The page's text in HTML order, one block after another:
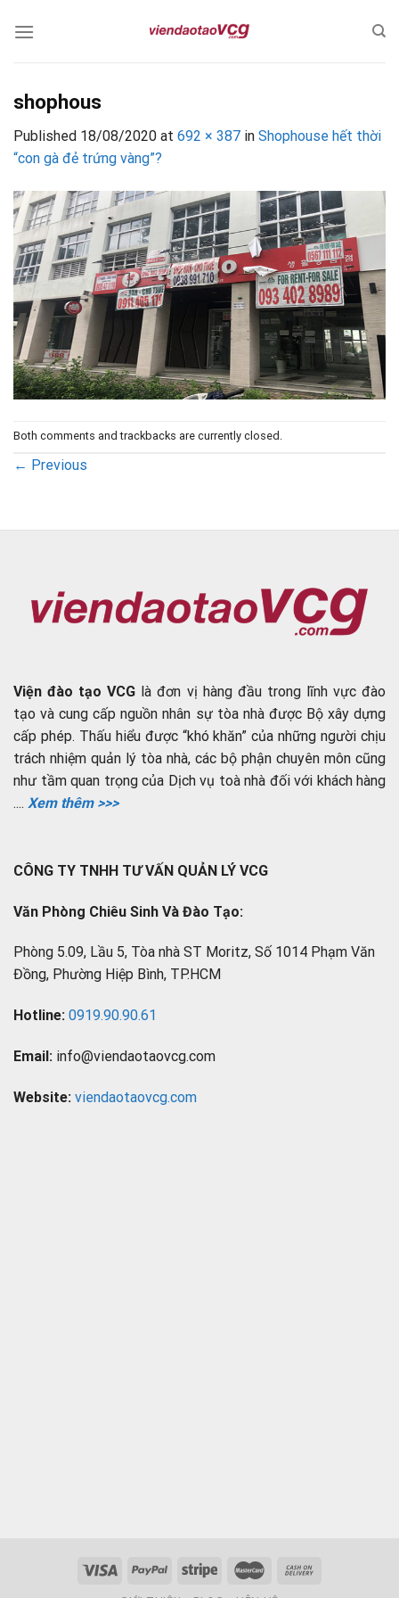
shophous
Published 18/08/2020 at 692 × 387 in Shophouse hết thời
“con gà đẻ trứng vàng”?
Both comments and trackbacks are currently closed.
← Previous
Viện đào tạo VCG là đơn vị hàng đầu trong lĩnh vực đào
tạo và cung cấp nguồn nhân sự tòa nhà được Bộ xây dựng
cấp phép. Thấu hiểu được “khó khăn” của những người chịu
trách nhiệm quản lý tòa nhà, các bộ phận chuyên môn cũng
như tầm quan trọng của Dịch vụ toà nhà đối với khách hàng
.... Xem thêm >>>
CÔNG TY TNHH TƯ VẤN QUẢN LÝ VCG
Văn Phòng Chiêu Sinh Và Đào Tạo:
Phòng 5.09, Lầu 5, Tòa nhà ST Moritz, Số 1014 Phạm Văn
Đồng, Phường Hiệp Bình, TP.HCM
Hotline: 0919.90.90.61
Email: info@viendaotaovcg.com
Website: viendaotaovcg.com